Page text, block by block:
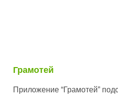
Грамотей
Приложение “Грамотей”